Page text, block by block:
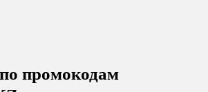
промокодам